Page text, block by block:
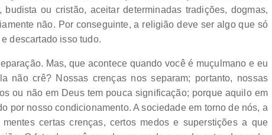
ou cristão, aceitar determinadas tradições, dogmas,
não. Por conseguinte, a religião deve ser algo que só
descartado isso tudo.
Mas, que acontece quando você é muçulmano e eu
não crê? Nossas crenças nos separam; portanto, nossas
ou não em Deus tem pouca significação; porque aquilo em
por nosso condicionamento. A sociedade em torno de nós, a
certas crenças, certos medos e superstições a que